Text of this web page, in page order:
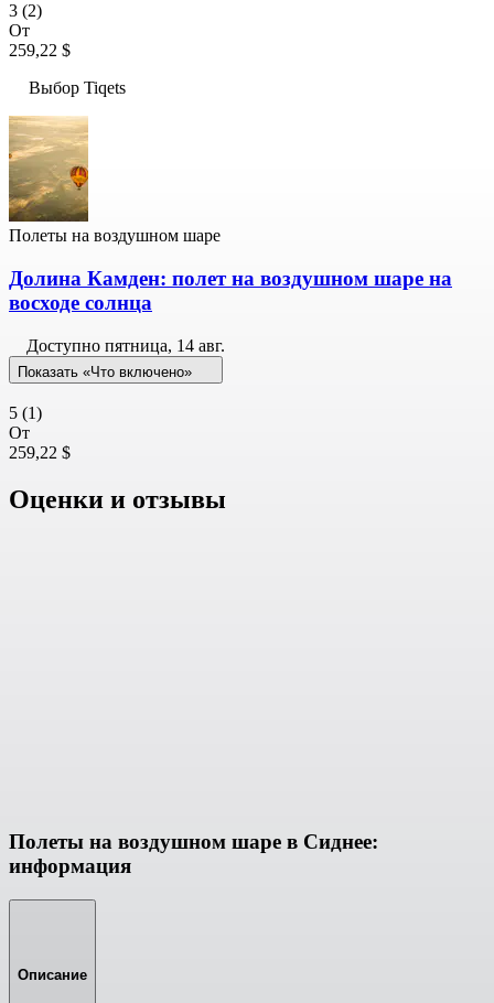
3 (2)
От
259,22 $
Выбор Tiqets
Полеты на воздушном шаре
Долина Камден: полет на воздушном шаре на
восходе солнца
Доступно пятница, 14 авг.
Показать «Что включено»
5 (1)
От
259,22 $
Оценки и отзывы
Полеты на воздушном шаре в Сиднее:
информация
Описание